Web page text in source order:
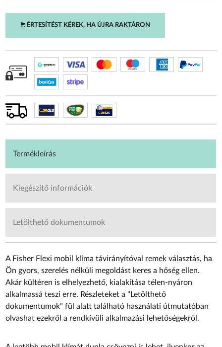
ÉRTESÍTÉST KÉREK, HA ÚJRA RAKTÁRON
Termékleírás
Kiegészítő információk
Letölthető dokumentumok
A Fisher Flexi mobil klíma távirányítóval remek választás, ha
Ön gyors, szerelés nélküli megoldást keres a hőség ellen.
Akár kültéren is elhelyezhető, kialakítása télen-nyáron
alkalmassá teszi erre. Részleteket a "Letölthető
dokumentumok" fül alatt található használati útmutatóban
olvashat ezekről a rendkívüli alkalmazási lehetőségekről.